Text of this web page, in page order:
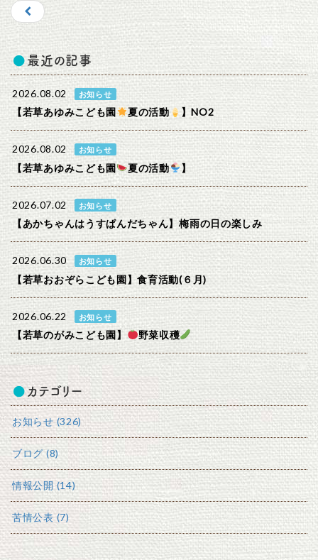
最近の記事
2026.08.02 お知らせ
【若草あゆみこども園 夏の活動 】NO2
2026.08.02 お知らせ
【若草あゆみこども園 夏の活動 】
2026.07.02 お知らせ
【あかちゃんはうすぱんだちゃん】梅雨の日の楽しみ
2026.06.30 お知らせ
【若草おおぞらこども園】食育活動(６月)
2026.06.22 お知らせ
【若草のがみこども園】 野菜収穫
カテゴリー
お知らせ (326)
ブログ (8)
情報公開 (14)
苦情公表 (7)